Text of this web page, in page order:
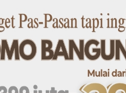
dari beberapa merek.
minimal 5 tahun
oleh
mengurangi performa